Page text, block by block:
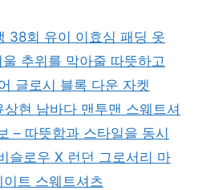
38회 유이 이효심 패딩 옷
추위를 막아줄 따뜻하고
글로시 블록 다운 자켓
현 남바다 맨투맨 스웨트셔
– 따뜻함과 스타일을 동시
슬로우 X 런던 그로서리 마
트 스웨트셔츠